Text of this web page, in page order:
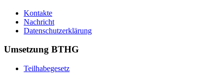
Kontakte
Nachricht
Datenschutzerklärung
Umsetzung BTHG
Teilhabegesetz